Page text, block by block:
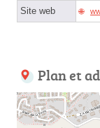
Site web
Plan et